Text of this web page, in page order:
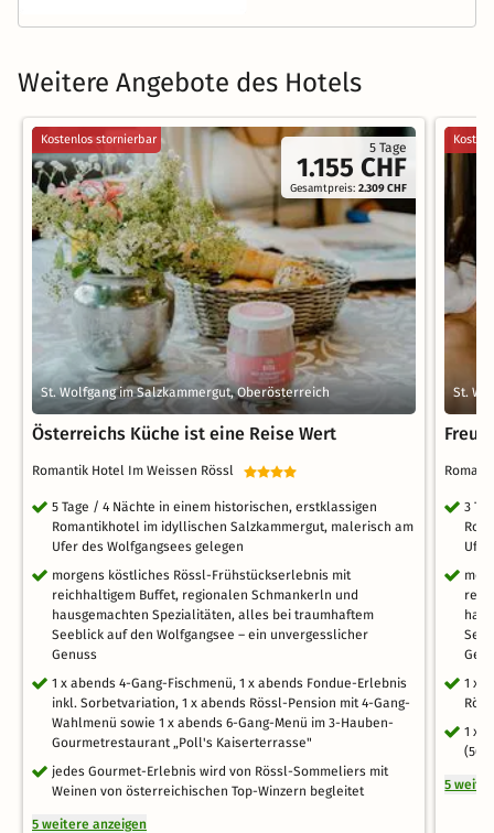
Weitere Angebote des Hotels
5 Tage
1.155 CHF
Gesamtpreis:2.309 CHF
Kostenlos stornierbar
St. Wolfgang im Salzkammergut, Oberösterreich
Österreichs Küche ist eine Reise Wert
Romantik Hotel Im Weissen Rössl
5 Tage / 4 Nächte in einem historischen, erstklassigen
Romantikhotel im idyllischen Salzkammergut, malerisch am
Ufer des Wolfgangsees gelegen
morgens köstliches Rössl-Frühstückserlebnis mit
reichhaltigem Buffet, regionalen Schmankerln und
hausgemachten Spezialitäten, alles bei traumhaftem
Seeblick auf den Wolfgangsee – ein unvergesslicher
Genuss
1 x abends 4-Gang-Fischmenü, 1 x abends Fondue-Erlebnis
inkl. Sorbetvariation, 1 x abends Rössl-Pension mit 4-Gang-
Wahlmenü sowie 1 x abends 6-Gang-Menü im 3-Hauben-
Gourmetrestaurant „Poll's Kaiserterrasse"
jedes Gourmet-Erlebnis wird von Rössl-Sommeliers mit
Weinen von österreichischen Top-Winzern begleitet
5 weitere anzeigen
St.
3
Ufer
1 x
1 x
5